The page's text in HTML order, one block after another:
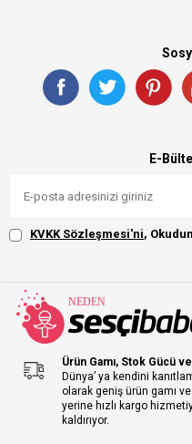
E-
KVKK Sözleşmesi'ni,
Ürün Gamı, Stok Gücü ve
Dünya’ ya kendini
olarak geniş ürün gamı
yerine hızlı kargo
kaldırıyor.